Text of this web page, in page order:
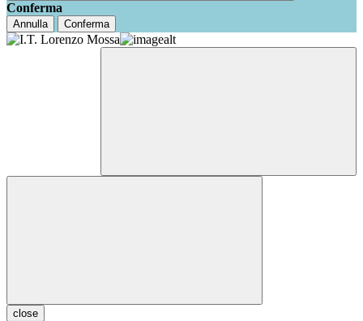
Conferma
Annulla Conferma
close